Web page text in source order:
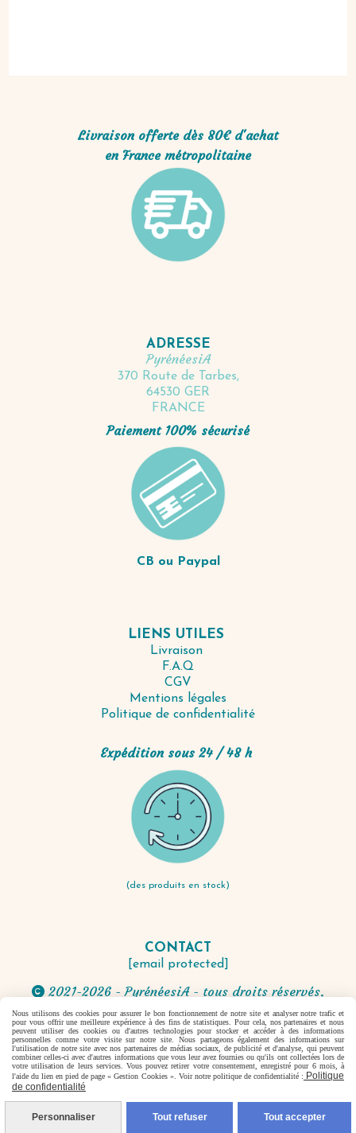
Livraison offerte dès 80€ d'achat
en France métropolitaine
ADRESSE
PyrénéesiA
370 Route de Tarbes,
64530 GER
FRANCE
Paiement 100% sécurisé
CB ou Paypal
LIENS UTILES
Livraison
F.A.Q
CGV
Mentions légales
Politique de confidentialité
Expédition sous 24 / 48 h
(des produits en stock)
CONTACT
[email protected]
 2021-2026 - PyrénéesiA - tous droits réservés.
Facebook est désactivé. Autoriser
Mentions Légales
Conditions générales de vente
Se rétracter
Politique de confidentialité
Gestion
cookies
Mon Compte Créer un site internet
Nous utilisons des cookies pour assurer le bon fonctionnement de notre site et analyser notre trafic et
pour vous offrir une meilleure expérience à des fins de statistiques. Pour cela, nos partenaires et nous
peuvent utiliser des cookies ou d'autres technologies pour stocker et accéder à des informations
personnelles comme votre visite sur notre site. Nous partageons également des informations sur
l'utilisation de notre site avec nos partenaires de médias sociaux, de publicité et d'analyse, qui peuvent
combiner celles-ci avec d'autres informations que vous leur avez fournies ou qu'ils ont collectées lors de
votre utilisation de leurs services. Vous pouvez retirer votre consentement, enregistré pour 6 mois, à
l'aide du lien en pied de page « Gestion Cookies ». Voir notre politique de confidentialité : Politique
de confidentialité
Personnaliser Tout refuser Tout accepter